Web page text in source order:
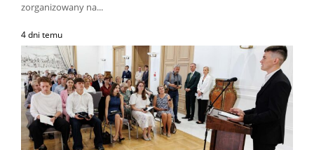
zorganizowany na...
4 dni temu